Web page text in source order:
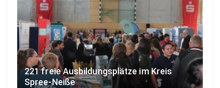
221 freie Ausbildungsplätze im Kreis
Spree-Neiße